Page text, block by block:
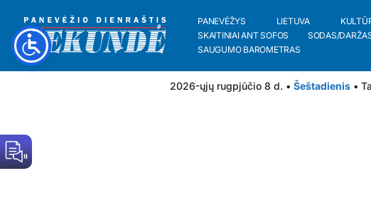
PANEVĖŽYS LIETUVA
SKAITINIAI ANT SOFOS
SODAS/
SAUGUMO BAROMETRAS
2026-ųjų rugpjūčio 8 d. • Šeštadienis •